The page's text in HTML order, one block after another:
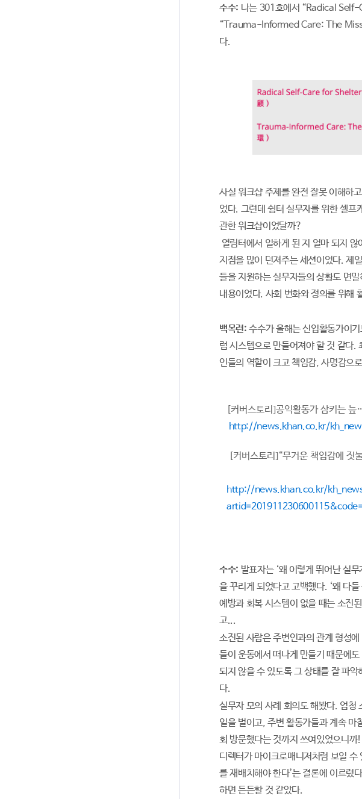
수수: 나는 301호에서 “Radical
“Trauma-Informed Care: The
다.
사실 워크샵 주제를 완전 잘못 이해하
었다. 그런데 쉼터 실무자를 위한 셀프
관한 워크샵이었달까?
열림터에서 일하게 된 지 얼마 되지
지점을 많이 던져주는 세션이었다. 제
들을 지원하는 실무자들의 상황도 면
내용이었다. 사회 변화와 정의를 위해
백목련: 수수가 올해는 신입활동가이
럼 시스템으로 만들어져야 할 것 같다.
인들의 역할이 크고 책임감, 사명감으
[커버스토리]공익활동가 삼키는
http://news.khan.co.kr/
[커버스토리]“무거운 책임감에
http://news.khan.co.kr/
수수: 발표자는 ‘왜 이렇게 뛰어난 실
을 꾸리게 되었다고 고백했다. ‘왜 다
예방과 회복 시스템이 없을 때는 소진
고...
소진된 사람은 주변인과의 관계 형성
들이 운동에서 떠나게 만들기 때문에
되지 않을 수 있도록 그 상태를 잘 파
다.
실무자 모의 사례 회의도 해봤다. 엄
일을 벌이고, 주변 활동가들과 계속 마
회 방문했다는 것까지 쓰여있었으니
디렉터가 마이크로매니저처럼 보일 수
를 재배치해야 한다’는 결론에 이르렀
하면 든든할 것 같았다.